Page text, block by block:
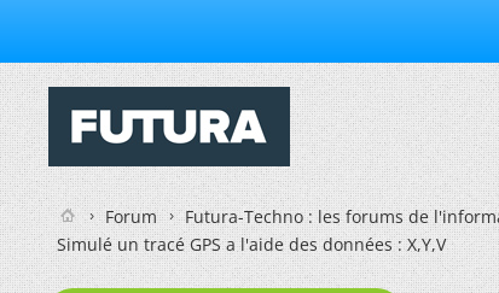
Forum Futura-Techno : les forums de
Simulé un tracé GPS a l'aide des données : X,Y,V